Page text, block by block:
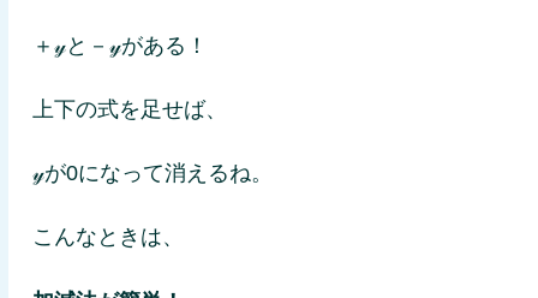
＋𝓎と－𝓎がある！
上下の式を足せば、
𝓎が0になって消えるね。
こんなときは、